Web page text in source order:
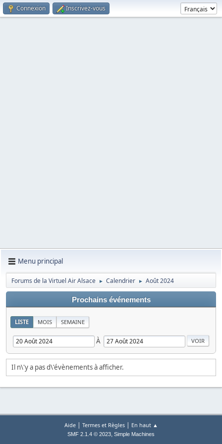
Connexion Inscrivez-vous
Menu principal
Forums de la Virtuel Air Alsace ► Calendrier ► Août 2024
Prochains événements
LISTE MOIS SEMAINE
À
Il n\'y a pas d\'évènements à afficher.
Aide| Termes et Règles| En haut ▲
SMF 2.1.4 © 2023, Simple Machines